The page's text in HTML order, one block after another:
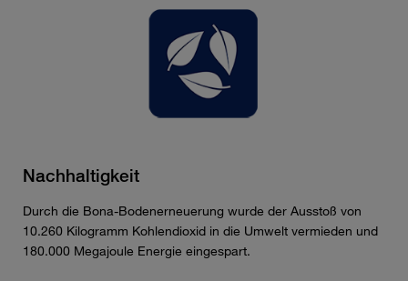
Nachhaltigkeit
Durch die Bona-Bodenerneuerung wurde der Ausstoß von
10.260 Kilogramm Kohlendioxid in die Umwelt vermieden und
180.000 Megajoule Energie eingespart.